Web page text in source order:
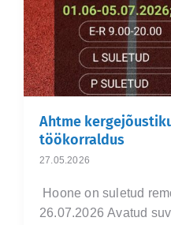
Ahtme
töökorraldus
27.05.2026
Hoone on suletud
26.07.2026 Avatud